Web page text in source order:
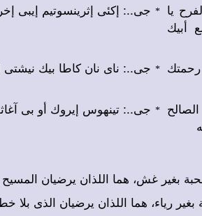
* جى..: إكئى إثرينسوتيم إيبى
يا
أبيك
* جى..: ناى نان كاطا بيك نيشتى
* جى..: تينهوس إيروك أو بى
بغير غش، هما اللذان يرضيان
رياء، هما اللذان يرضيان الذى بلا